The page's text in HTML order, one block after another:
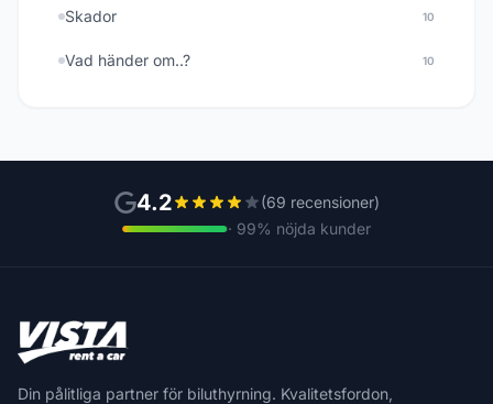
Skador 10
Vad händer om..? 10
4.2
(69 recensioner)
· 99% nöjda kunder
Din pålitliga partner för biluthyrning. Kvalitetsfordon,